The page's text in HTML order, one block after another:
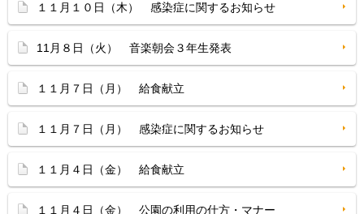
１１月１０日（木） 感染症に関するお知らせ
11月８日（火） 音楽朝会３年生発表
１１月７日（月） 給食献立
１１月７日（月） 感染症に関するお知らせ
１１月４日（金） 給食献立
１１月４日（金） 公園の利用の仕方・マナー